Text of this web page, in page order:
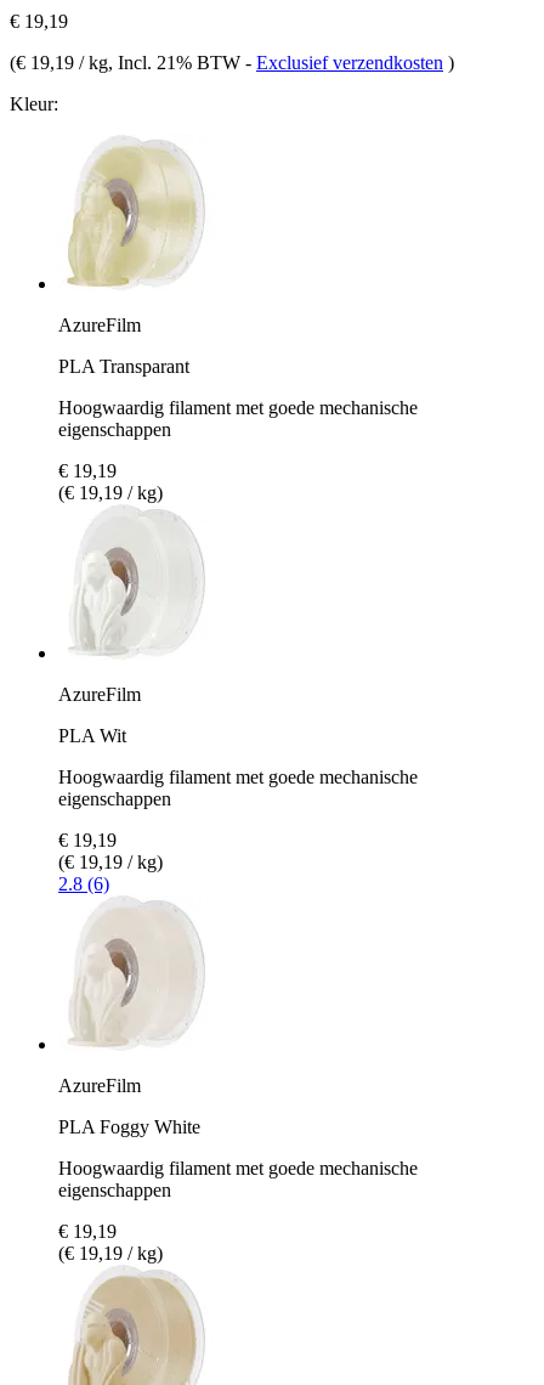
€ 19,19
(€ 19,19 / kg, Incl. 21% BTW - Exclusief verzendkosten )
Kleur:
AzureFilm
PLA Transparant
Hoogwaardig filament met goede mechanische
eigenschappen
€ 19,19
(€ 19,19 / kg)
AzureFilm
PLA Wit
Hoogwaardig filament met goede mechanische
eigenschappen
€ 19,19
(€ 19,19 / kg)
2.8 (6)
AzureFilm
PLA Foggy White
Hoogwaardig filament met goede mechanische
eigenschappen
€ 19,19
(€ 19,19 / kg)